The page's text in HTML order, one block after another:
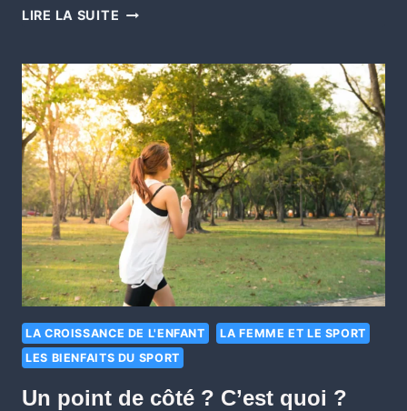
LIRE LA SUITE
LA CROISSANCE DE L'ENFANT
LA FEMME ET LE SPORT
LES BIENFAITS DU SPORT
Un point de côté ? C’est quoi ?